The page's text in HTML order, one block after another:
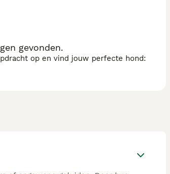
gevonden.
op en vind jouw perfecte hond: